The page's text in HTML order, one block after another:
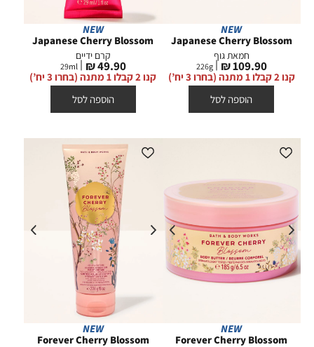
NEW
Japanese Cherry Blossom
חמאת גוף
מחיר
מוצר
109.90 ₪
226g
קנו 2 קבלו 1 מתנה (בחרו 3 יח’)
הוספה לסל
NEW
Japanese Cherry Blossom
קרם ידיים
מחיר
מוצר
49.90 ₪
29ml
קנו 2 קבלו 1 מתנה (בחרו 3 יח’)
הוספה לסל
NEW
Forever Cherry Blossom
NEW
Forever Cherry Blossom